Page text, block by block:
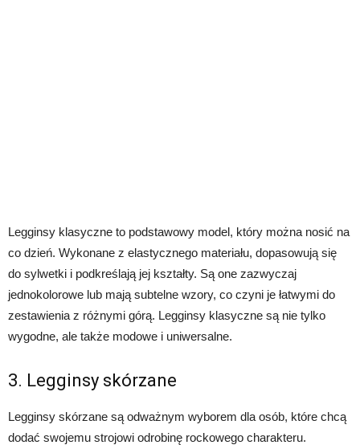
Legginsy klasyczne to podstawowy model, który można nosić na
co dzień. Wykonane z elastycznego materiału, dopasowują się
do sylwetki i podkreślają jej kształty. Są one zazwyczaj
jednokolorowe lub mają subtelne wzory, co czyni je łatwymi do
zestawienia z różnymi górą. Legginsy klasyczne są nie tylko
wygodne, ale także modowe i uniwersalne.
3. Legginsy skórzane
Legginsy skórzane są odważnym wyborem dla osób, które chcą
dodać swojemu strojowi odrobinę rockowego charakteru.